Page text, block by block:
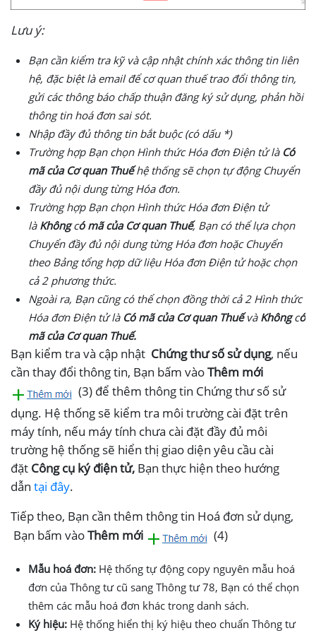
T
T
c
h
u
n
g
T
ả
v
ề
Lưu ý:
Bạn cần kiểm tra kỹ và cập nhật chính xác thông tin liên
hệ, đặc biệt là email để cơ quan thuế trao đổi thông tin,
gửi các thông báo chấp thuận đăng ký sử dụng, phản hồi
thông tin hoá đơn sai sót.
Nhập đầy đủ thông tin bắt buộc (có dấu *)
Trường hợp Bạn chọn Hình thức Hóa đơn Điện tử là Có
mã của Cơ quan Thuếhệ thống sẽ chọn tự động Chuyển
đầy đủ nội dung từng Hóa đơn.
Trường hợp Bạn chọn Hình thức Hóa đơn Điện tử
là Khôngcó mã của Cơ quan Thuế, Bạn có thể lựa chọn
Chuyển đầy đủ nội dung từng Hóa đơn hoặc Chuyển
theo Bảng tổng hợp dữ liệu Hóa đơn Điện tử hoặc chọn
cả 2 phương thức.
Ngoài ra, Bạn cũng có thể chọn đồng thời cả 2 Hình thức
Hóa đơn Điện tử là Có mã của Cơ quan ThuếvàKhôngcó
mã của Cơ quan Thuế.
Bạn kiểm tra và cập nhật Chứng thư số sử dụng, nếu
cần thay đổi thông tin, Bạn bấm vàoThêm mới
(3) để thêm thông tin Chứng thư số sử
dụng. Hệ thống sẽ kiểm tra môi trường cài đặt trên
máy tính, nếu máy tính chưa cài đặt đầy đủ môi
trường hệ thống sẽ hiển thị giao diện yêu cầu cài
đặt Công cụ ký điện tử, Bạn thực hiện theo hướng
dẫn tại đây.
Tiếp theo, Bạn cần thêm thông tin Hoá đơn sử dụng,
Bạn bấm vàoThêm mới (4)
Mẫu hoá đơn: Hệ thống tự động copy nguyên mẫu hoá
đơn của Thông tư cũ sang Thông tư 78, Bạn có thể chọn
thêm các mẫu hoá đơn khác trong danh sách.
Ký hiệu: Hệ thống hiển thị ký hiệu theo chuẩn Thông tư